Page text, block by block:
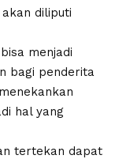
diliputi
menjadi
bagi penderita
hal yang
tertekan dapat